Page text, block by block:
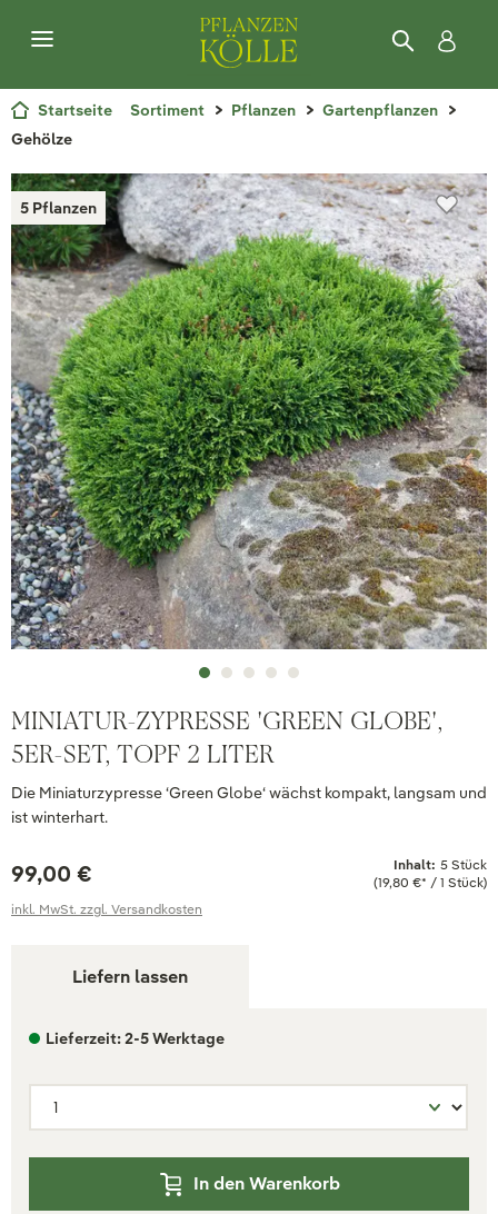
Startseite Sortiment Pflanzen
Gartenpflanzen
Gehölze
5 Pflanzen
MINIATUR-ZYPRESSE 'GREEN GLOBE',
5ER-SET, TOPF 2 LITER
Die Miniaturzypresse ‘Green Globe‘ wächst kompakt, langsam und
ist winterhart.
99,00 € Inhalt: 5 Stück
(19,80 €* / 1 Stück)
inkl. MwSt. zzgl. Versandkosten
Liefern lassen
Lieferzeit: 2-5 Werktage
In den Warenkorb